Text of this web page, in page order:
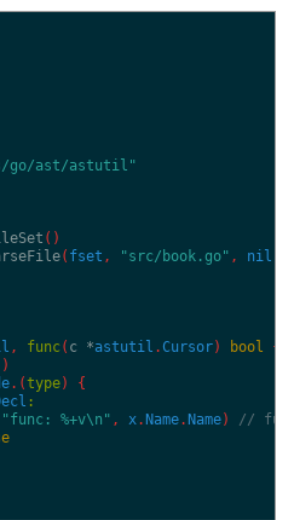
go/ast/astutil"
( )
( fset , "src/book.go" , nil
, func( c *astutil .Cursor) bool
{
)
. (type)
{
:
"func: %+v\n" , x.Name.Name)
//